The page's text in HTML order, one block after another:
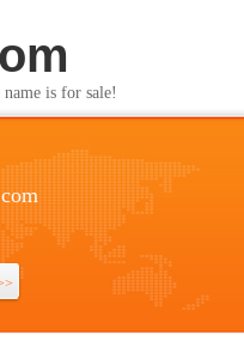
is for sale!